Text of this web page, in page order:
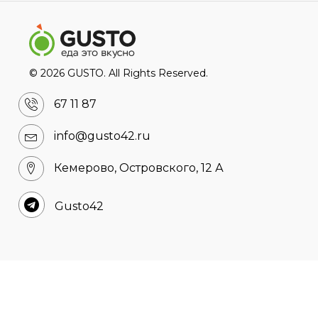
©2026 GUSTO. All Rights Reserved.
67 11 87
info@gusto42.ru
Кемерово, Островского, 12 А
Gusto42